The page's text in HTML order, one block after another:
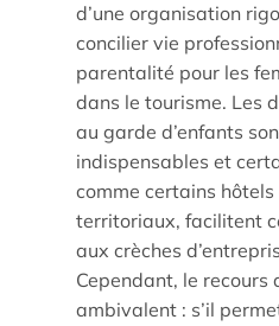
Étude/Stage
Comment candidater ?
Comment candidater ?
d’une organisation
concilier vie
parentalité pour les
dans le tourisme. Les
au garde d’enfants
indispensables et
comme certains
territoriaux, facilitent
aux crèches
Cependant, le
ambivalent : s’il